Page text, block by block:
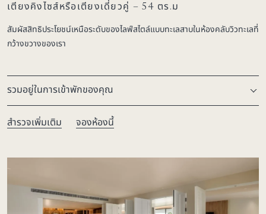
เตียงคิงไซส์หรือเตียงเดี่ยวคู่ – 54 ตร.ม
สัมผัสสิทธิประโยชน์เหนือระดับของไลฟ์สไตล์แบบทะเลสาบในห้องคลับวิวทะเลที่
กว้างขวางของเรา
รวมอยู่ในการเข้าพักของคุณ
สำรวจเพิ่มเติม จองห้องนี้